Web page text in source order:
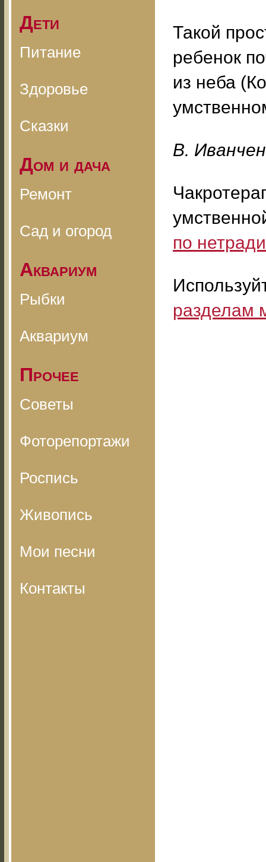
Дети
Питание
Здоровье
Сказки
Дом и дача
Ремонт
Сад и огород
Аквариум
Рыбки
Аквариум
Прочее
Советы
Фоторепортажи
Роспись
Живопись
Мои песни
Контакты
Такой
ребенок
из неба
B.
по
разделам